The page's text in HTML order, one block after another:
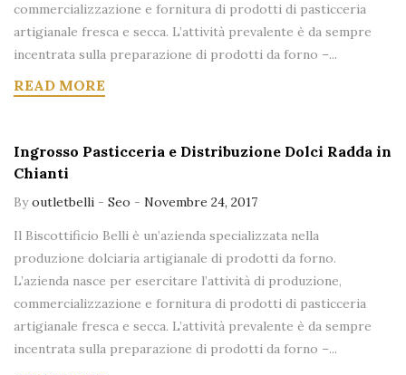
commercializzazione e fornitura di prodotti di pasticceria
artigianale fresca e secca. L’attività prevalente è da sempre
incentrata sulla preparazione di prodotti da forno –...
READ MORE
Ingrosso Pasticceria e Distribuzione Dolci Radda in
Chianti
Byoutletbelli - Seo - Novembre 24, 2017
Il Biscottificio Belli è un’azienda specializzata nella
produzione dolciaria artigianale di prodotti da forno.
L’azienda nasce per esercitare l’attività di produzione,
commercializzazione e fornitura di prodotti di pasticceria
artigianale fresca e secca. L’attività prevalente è da sempre
incentrata sulla preparazione di prodotti da forno –...